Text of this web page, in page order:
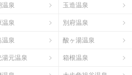
温泉 玉造温泉
温泉 別府温泉
温泉 酸ヶ湯温泉
湯元温泉 箱根温泉